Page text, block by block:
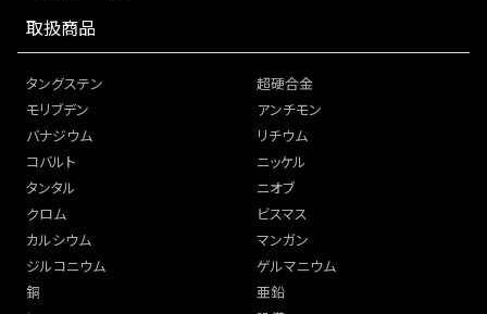
取扱商品
タングステン
超硬合金
モリブデン
アンチモン
バナジウム
リチウム
コバルト
ニッケル
タンタル
ニオブ
クロム
ビスマス
カルシウム
マンガン
ジルコニウム
ゲルマニウム
銅
亜鉛